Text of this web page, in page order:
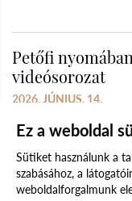
Petőfi
videósorozat
2026. JÚNIUS. 14.
Ez a weboldal
Sütiket használunk a
szabásához, a
weboldalforgalmunk